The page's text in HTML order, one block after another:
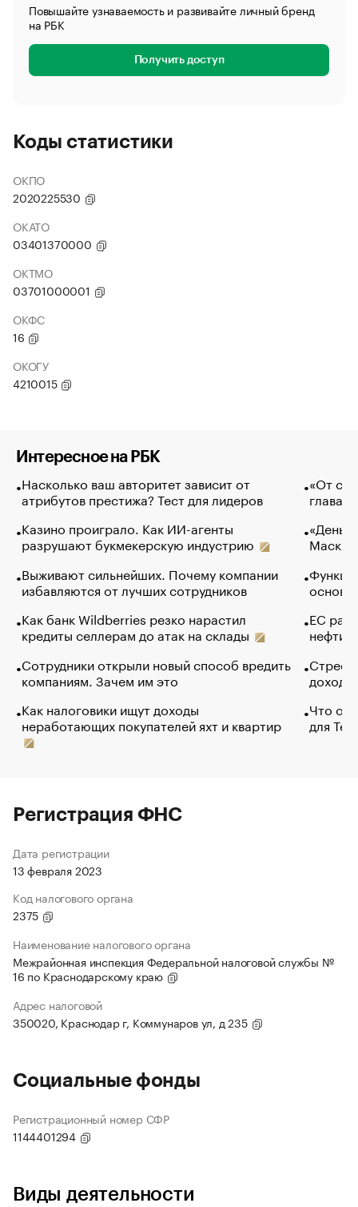
Повышайте узнаваемость и развивайте личный бренд
на РБК
Получить доступ
Коды статистики
ОКПО
2020225530
ОКАТО
03401370000
ОКТМО
03701000001
ОКФС
16
ОКОГУ
4210015
Интересное на РБК
Насколько ваш авторитет зависит от
атрибутов престижа? Тест для лидеров
Казино проиграло. Как ИИ-агенты
разрушают букмекерскую индустрию
Выживают сильнейших. Почему компании
избавляются от лучших сотрудников
Как банк Wildberries резко нарастил
кредиты селлерам до атак на склады
Сотрудники открыли новый способ вредить
компаниям. Зачем им это
Как налоговики ищут доходы
неработающих покупателей яхт и квартир
«От
глава
Маск в
основ
ЕС
нефти
Что
для
Регистрация ФНС
Дата регистрации
13 февраля 2023
Код налогового органа
2375
Наименование налогового органа
Межрайонная инспекция Федеральной налоговой службы №
16 по Краснодарскому краю
Адрес налоговой
350020, Краснодар г, Коммунаров ул, д 235
Социальные фонды
Регистрационный номер СФР
1144401294
Виды деятельности